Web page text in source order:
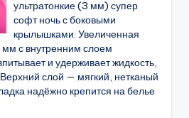
ультратонкие (3 мм) супер
софт ночь с боковыми
крылышками. Увеличенная
с внутренним слоем
и удерживает жидкость,
слой — мягкий, нетканый
надёжно крепится на белье